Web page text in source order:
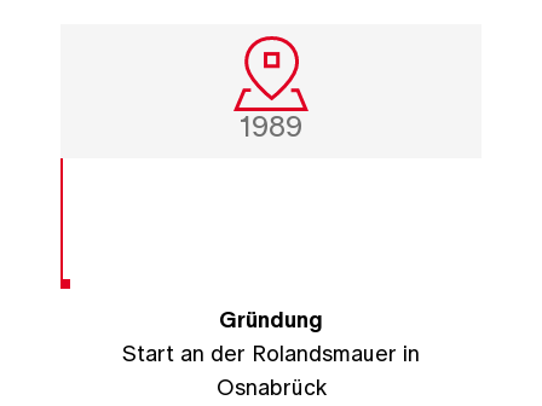
1989
Gründung
Start an der Rolandsmauer in
Osnabrück